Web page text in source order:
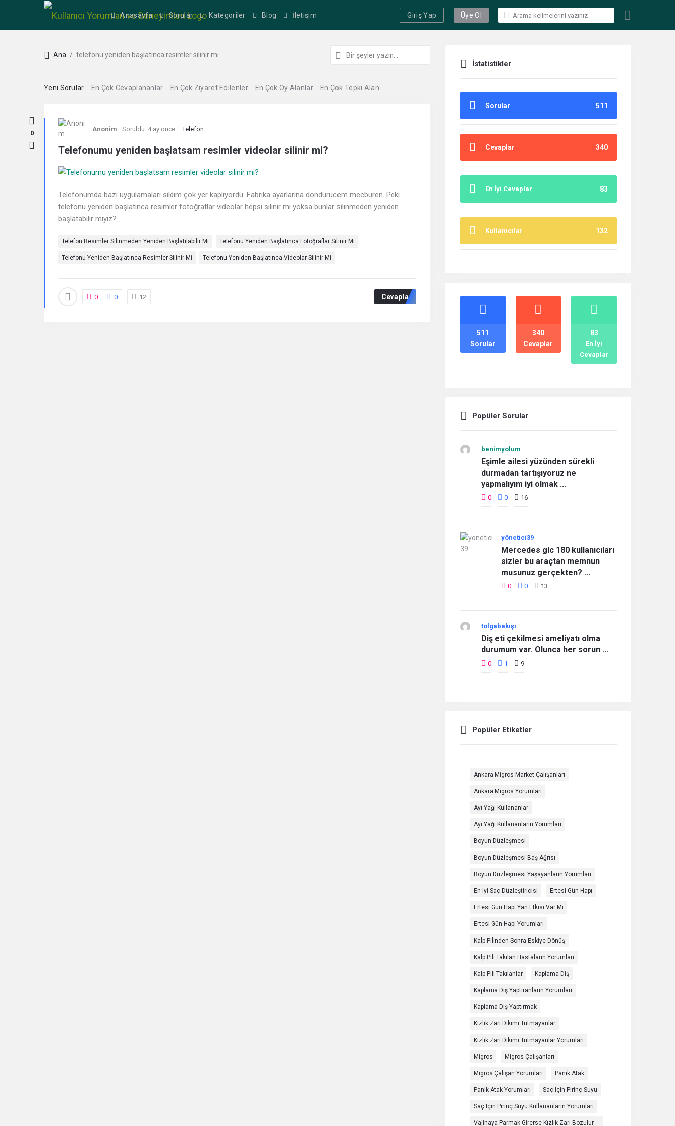
Anasayfa Sorular Kategoriler Blog İletişim Giriş Yap Üye Ol
Ana / telefonu yeniden başlatınca resimler silinir mi
Yeni Sorular En Çok Cevaplananlar En Çok Ziyaret Edilenler En Çok Oy Alanlar En Çok Tepki Alan
Kullanıcı
Yorumları
Deneyimleri
En
sonuncu
Sorular
0
Anonim Soruldu: 4 ay önce Telefon
Telefonumu yeniden başlatsam resimler videolar silinir mi?
Telefonumda bazı uygulamaları sildim çok yer kaplıyordu. Fabrika ayarlarına döndürücem mecburen. Peki
telefonu yeniden başlatınca resimler fotoğraflar videolar hepsi silinir mi yoksa bunlar silinmeden yeniden
başlatabilir miyiz?
Telefon Resimler Silinmeden Yeniden Başlatılabilir Mi Telefonu Yeniden Başlatınca Fotoğraflar Silinir Mi
Telefonu Yeniden Başlatınca Resimler Silinir Mi Telefonu Yeniden Başlatınca Videolar Silinir Mi
0 0 12 Cevapla
İstatistikler
Sorular 511
Cevaplar 340
En İyi Cevaplar 83
Kullanıcılar 132
İstatistikler
Sorular
511
Cevaplar
340
En İyi
Cevaplar
83
Popüler Sorular
benimyolum
Eşimle ailesi yüzünden sürekli
durmadan tartışıyoruz ne
yapmalıyım iyi olmak ...
0 0 16
yönetici39
Mercedes glc 180 kullanıcıları
sizler bu araçtan memnun
musunuz gerçekten? ...
0 0 13
tolgabakışı
Diş eti çekilmesi ameliyatı olma
durumum var. Olunca her sorun ...
0 1 9
Popüler Etiketler
Ankara Migros Market Çalışanları
Ankara Migros Yorumları
Ayı Yağı Kullananlar
Ayı Yağı Kullananların Yorumları
Boyun Düzleşmesi
Boyun Düzleşmesi Baş Ağrısı
Boyun Düzleşmesi Yaşayanların Yorumları
En Iyi Saç Düzleştiricisi Ertesi Gün Hapı
Ertesi Gün Hapı Yan Etkisi Var Mı
Ertesi Gün Hapı Yorumları
Kalp Pilinden Sonra Eskiye Dönüş
Kalp Pili Takılan Hastaların Yorumları
Kalp Pili Takılanlar Kaplama Diş
Kaplama Diş Yaptıranların Yorumları
Kaplama Diş Yaptırmak
Kızlık Zarı Dikimi Tutmayanlar
Kızlık Zarı Dikimi Tutmayanlar Yorumları
Migros Migros Çalışanları
Migros Çalışan Yorumları Panik Atak
Panik Atak Yorumları Saç Için Pirinç Suyu
Saç Için Pirinç Suyu Kullananların Yorumları
Vajinaya Parmak Girerse Kızlık Zarı Bozulur